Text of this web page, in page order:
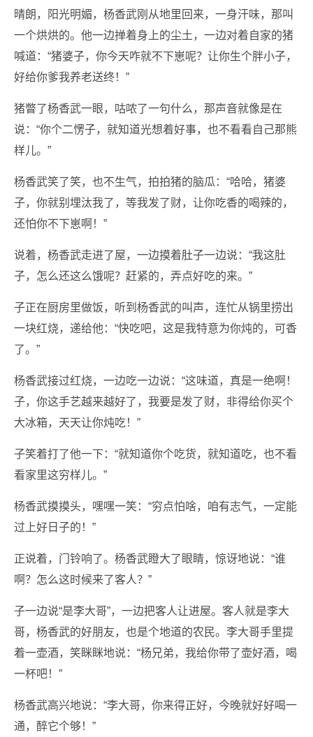
晴朗，阳光明媚，杨香武刚从地里回来，一身汗味，那叫
一个烘烘的。他一边掸着身上的尘土，一边对着自家的猪
喊道：“猪婆子，你今天咋就不下崽呢？让你生个胖小子，
好给你爹我养老送终！”
猪瞥了杨香武一眼，咕哝了一句什么，那声音就像是在
说：“你个二愣子，就知道光想着好事，也不看看自己那熊
样儿。”
杨香武笑了笑，也不生气，拍拍猪的脑瓜：“哈哈，猪婆
子，你就别埋汰我了，等我发了财，让你吃香的喝辣的，
还怕你不下崽啊！”
说着，杨香武走进了屋，一边摸着肚子一边说：“我这肚
子，怎么还这么饿呢？赶紧的，弄点好吃的来。”
子正在厨房里做饭，听到杨香武的叫声，连忙从锅里捞出
一块红烧，递给他：“快吃吧，这是我特意为你炖的，可香
了。”
杨香武接过红烧，一边吃一边说：“这味道，真是一绝啊！
子，你这手艺越来越好了，我要是发了财，非得给你买个
大冰箱，天天让你炖吃！”
子笑着打了他一下：“就知道你个吃货，就知道吃，也不看
看家里这穷样儿。”
杨香武摸摸头，嘿嘿一笑：“穷点怕啥，咱有志气，一定能
过上好日子的！”
正说着，门铃响了。杨香武瞪大了眼睛，惊讶地说：“谁
啊？怎么这时候来了客人？”
子一边说“是李大哥”，一边把客人让进屋。客人就是李大
哥，杨香武的好朋友，也是个地道的农民。李大哥手里提
着一壶酒，笑眯眯地说：“杨兄弟，我给你带了壶好酒，喝
一杯吧！”
杨香武高兴地说：“李大哥，你来得正好，今晚就好好喝一
通，醉它个够！”